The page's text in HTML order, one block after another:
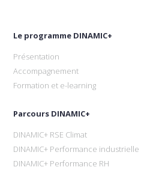
Le programme DINAMIC+
Présentation
Accompagnement
Formation et e-learning
Parcours DINAMIC+
DINAMIC+ RSE Climat
DINAMIC+ Performance industrielle
DINAMIC+ Performance RH